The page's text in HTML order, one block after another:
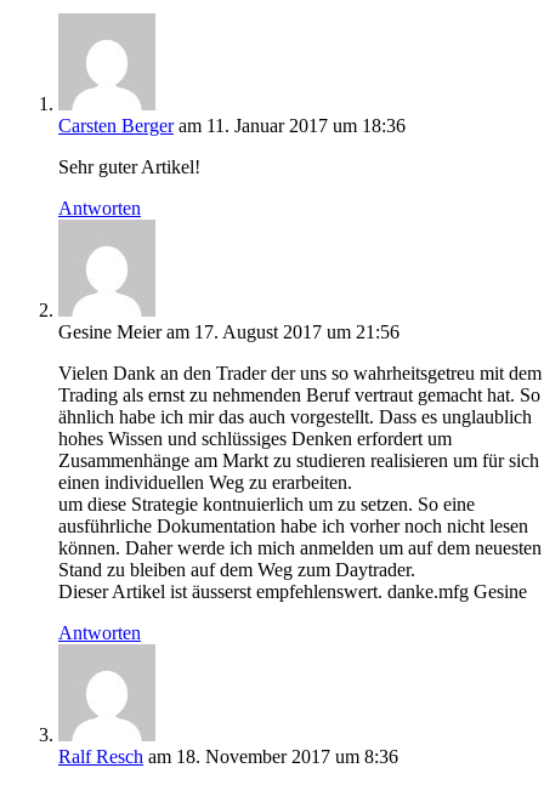
Carsten Berger am 11. Januar 2017 um 18:36
Sehr guter Artikel!
Antworten
Gesine Meier am 17. August 2017 um 21:56
Vielen Dank an den Trader der uns so wahrheitsgetreu mit dem
Trading als ernst zu nehmenden Beruf vertraut gemacht hat. So
ähnlich habe ich mir das auch vorgestellt. Dass es unglaublich
hohes Wissen und schlüssiges Denken erfordert um
Zusammenhänge am Markt zu studieren realisieren um für sich
einen individuellen Weg zu erarbeiten.
um diese Strategie kontnuierlich um zu setzen. So eine
ausführliche Dokumentation habe ich vorher noch nicht lesen
können. Daher werde ich mich anmelden um auf dem neuesten
Stand zu bleiben auf dem Weg zum Daytrader.
Dieser Artikel ist äusserst empfehlenswert. danke.mfg Gesine
Antworten
Ralf Resch am 18. November 2017 um 8:36